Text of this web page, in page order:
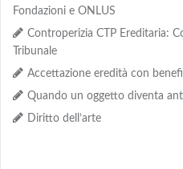
Fondazioni e ONLUS
Controperizia CTP Ereditaria:
Tribunale
Accettazione eredità con
Quando un oggetto diventa
Diritto dell’arte